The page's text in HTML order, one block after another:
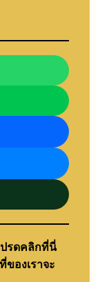
ปรดคลิกที่นี่
องเราจะ